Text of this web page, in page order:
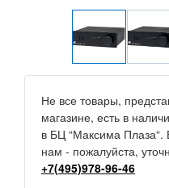
Не все товары,
магазине, есть в
в БЦ “Максима Плаза“.
нам - пожалуйста,
+7(495)978-96-46